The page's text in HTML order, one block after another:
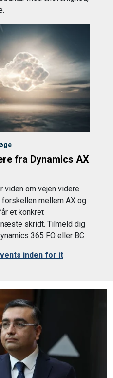
fra Dynamics AX
viden om vejen videre
forskellen mellem AX og
et konkret
skridt. Tilmeld dig
365 FO eller BC.
inden for it